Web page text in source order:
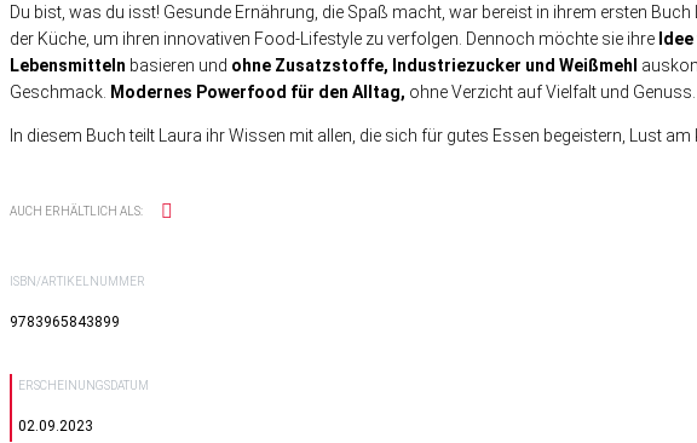
Du bist, was du isst! Gesunde Ernährung, die Spaß macht, war bereist in ihrem ersten
der Küche, um ihren innovativen Food-Lifestyle zu verfolgen. Dennoch möchte sie ihre
Lebensmitteln basieren und ohne Zusatzstoffe, Industriezucker und Weißmehl
Geschmack. Modernes Powerfood für den Alltag, ohne Verzicht auf Vielfalt und Genuss.
In diesem Buch teilt Laura ihr Wissen mit allen, die sich für gutes Essen begeistern, Lust
AUCH ERHÄLTLICH ALS:
ISBN/ARTIKELNUMMER
9783965843899
ERSCHEINUNGSDATUM
02.09.2023